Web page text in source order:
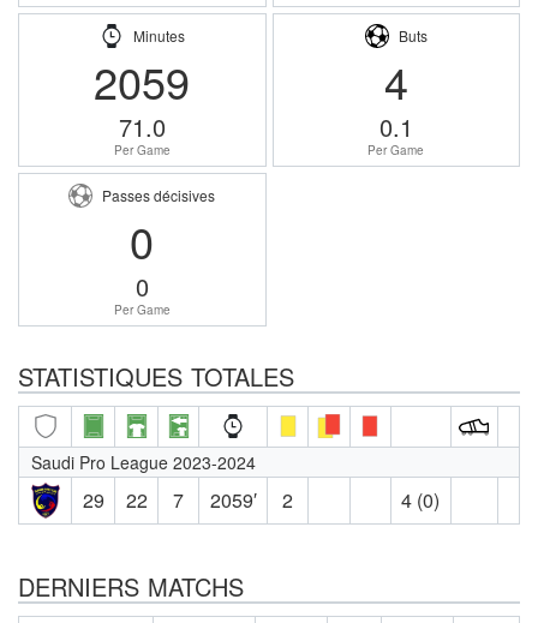
Minutes
2059
71.0
Per Game
Buts
4
0.1
Per Game
Passes décisives
0
0
Per Game
STATISTIQUES TOTALES
Saudi Pro League 2023-2024
29 22 7 2059′ 2 4 (0)
DERNIERS MATCHS